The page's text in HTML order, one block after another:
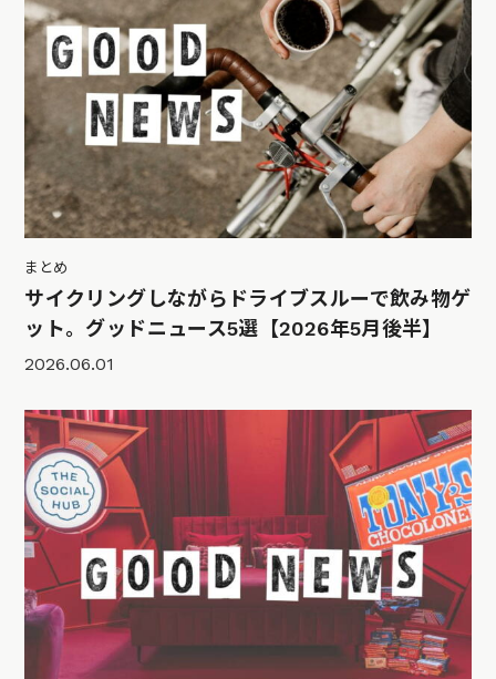
まとめ
サイクリングしながらドライブスルーで飲み物ゲ
ット。グッドニュース5選【2026年5月後半】
2026.06.01